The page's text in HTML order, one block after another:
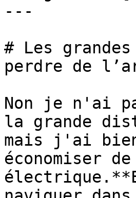
---
# Les
perdre de
Non je n'ai
la grande
mais j'ai
économiser